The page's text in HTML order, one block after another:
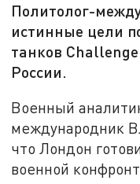
Политолог-
истинные цели
танков
России.
Военный
международник
что Лондон
военной